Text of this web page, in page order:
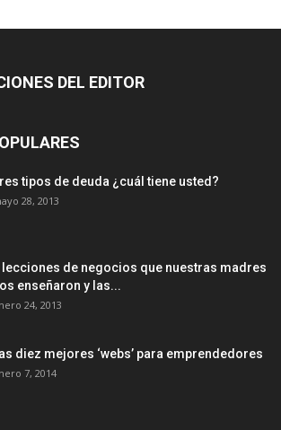
DEL EDITOR
tipos de deuda ¿cuál tiene usted?
28, 2013
lecciones de negocios que nuestras madres
enseñaron y las...
24, 2013
diez mejores ‘webs’ para emprendedores
7, 2014